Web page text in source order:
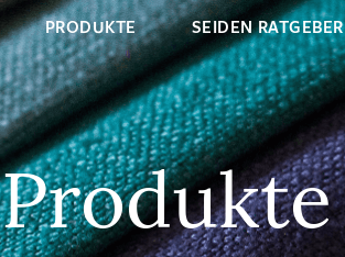
PRODUKTE SEIDEN RATGEBER
Produkte